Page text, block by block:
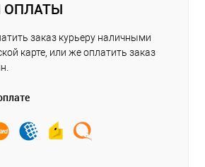
заказ курьеру наличными
карте, или же оплатить заказ